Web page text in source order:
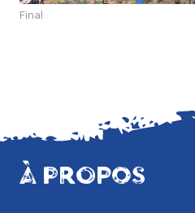
Final
À PROPOS